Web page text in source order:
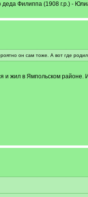
Филиппа (1908 г.р.) -
он сам тоже. А вот где
жил в Ямпольском районе.